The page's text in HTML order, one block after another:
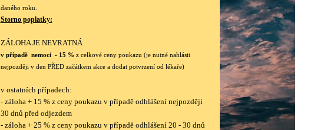
daného roku.
Storno poplatky:
ZÁLOHA JE NEVRATNÁ
v případě nemoci - 15 % z celkové ceny poukazu (je nutné nahlásit
nejpozději v den PŘED začátkem akce a dodat potvrzení od lékaře)
v ostatních případech:
- záloha + 15 % z ceny poukazu v případě odhlášení nejpozději
30 dnů před odjezdem
- záloha + 25 % z ceny poukazu v případě odhlášení 20 - 30 dnů